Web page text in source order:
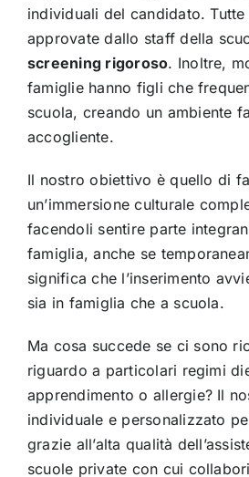
individuali del candidato.
approvate dallo staff della
screening rigoroso. Inoltre,
famiglie hanno figli che
scuola, creando un ambiente
accogliente.
Il nostro obiettivo è quello di
un’immersione culturale
facendoli sentire parte
famiglia, anche se
significa che l’inserimento
sia in famiglia che a scuola.
Ma cosa succede se ci sono
riguardo a particolari regimi
apprendimento o allergie? Il
individuale e personalizzato
grazie all’alta qualità
scuole private con cui